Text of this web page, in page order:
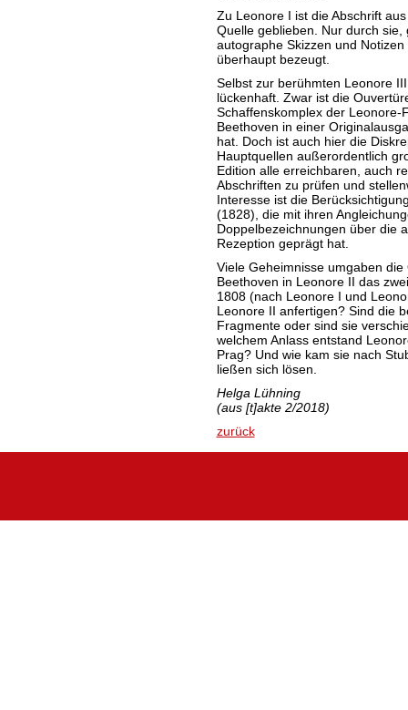
Zu Leonore I ist die Abschrift
Quelle geblieben. Nur durch
autographe Skizzen und
überhaupt bezeugt.
Selbst zur berühmten Leonore
lückenhaft. Zwar ist die
Schaffenskomplex der Leonore-
Beethoven in einer
hat. Doch ist auch hier die
Hauptquellen außerordentlich
Edition alle erreichbaren, auch
Abschriften zu prüfen und
Interesse ist die
(1828), die mit ihren
Doppelbezeichnungen über die
Rezeption geprägt hat.
Viele Geheimnisse umgaben
Beethoven in Leonore II das
1808 (nach Leonore I und
Leonore II anfertigen? Sind die
Fragmente oder sind sie
welchem Anlass entstand
Prag? Und wie kam sie nach
ließen sich lösen.
Helga Lühning
(aus [t]akte 2/2018)
zurück